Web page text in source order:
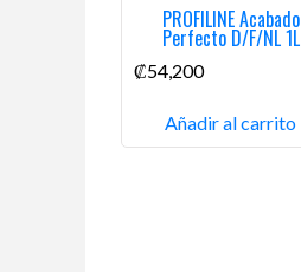
PROFILINE Acabado
Perfecto D/F/NL 1L
₡54,200
Añadir al carrito